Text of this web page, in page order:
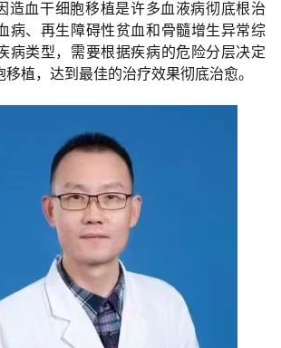
造血干细胞移植是许多血液病彻底根治
病、再生障碍性贫血和骨髓增生异常综
病类型，需要根据疾病的危险分层决定
植，达到最佳的治疗效果彻底治愈。